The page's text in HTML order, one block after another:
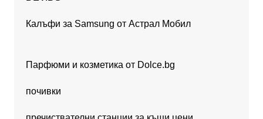
Калъфи за Samsung от Астрал Мобил
Парфюми и козметика от Dolce.bg
почивки